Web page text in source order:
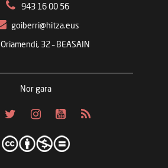
943 16 00 56
goiberri@hitza.eus
Oriamendi, 32 – BEASAIN
Nor gara